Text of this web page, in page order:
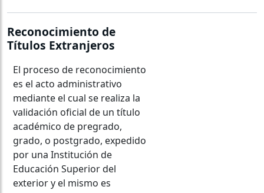
Reconocimiento de
Títulos Extranjeros
El proceso de reconocimiento
es el acto administrativo
mediante el cual se realiza la
validación oficial de un título
académico de pregrado,
grado, o postgrado, expedido
por una Institución de
Educación Superior del
exterior y el mismo es